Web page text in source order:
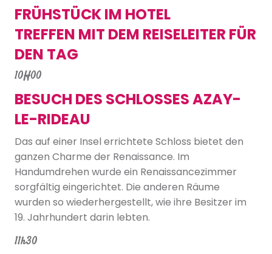
FRÜHSTÜCK IM HOTEL
TREFFEN MIT DEM REISELEITER FÜR
DEN TAG
10H00
BESUCH DES SCHLOSSES AZAY-
LE-RIDEAU
Das auf einer Insel errichtete Schloss bietet den
ganzen Charme der Renaissance. Im
Handumdrehen wurde ein Renaissancezimmer
sorgfältig eingerichtet. Die anderen Räume
wurden so wiederhergestellt, wie ihre Besitzer im
19. Jahrhundert darin lebten.
11h30